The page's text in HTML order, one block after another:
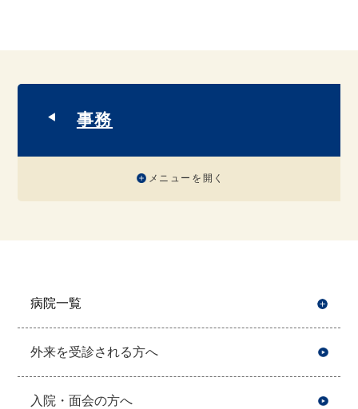
事務
メニューを開く
病院一覧
外来を受診される方へ
入院・面会の方へ